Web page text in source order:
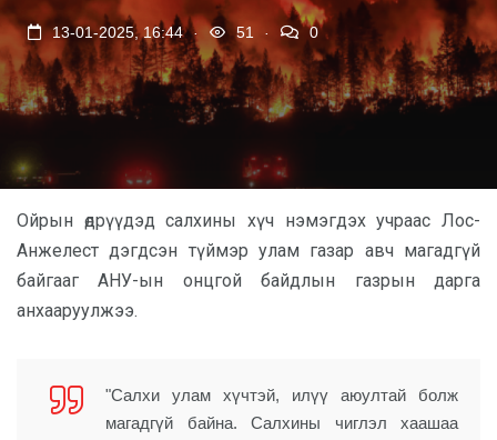
13-01-2025, 16:44 . 51 0
Ойрын өдрүүдэд салхины хүч нэмэгдэх учраас Лос-
Анжелест дэгдсэн түймэр улам газар авч магадгүй
байгааг АНУ-ын онцгой байдлын газрын дарга
анхааруулжээ.
"Салхи улам хүчтэй, илүү аюултай болж
магадгүй байна. Салхины чиглэл хаашаа